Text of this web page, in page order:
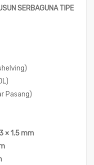
SERBAGUNA TIPE
Pasang)
× 1.5 mm